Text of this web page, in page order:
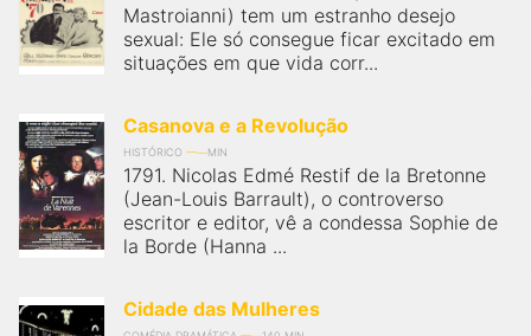
Mastroianni) tem um estranho desejo
sexual: Ele só consegue ficar excitado em
situações em que vida corr...
Casanova e a Revolução
HISTÓRICO MIN
1791. Nicolas Edmé Restif de la Bretonne
(Jean-Louis Barrault), o controverso
escritor e editor, vê a condessa Sophie de
la Borde (Hanna ...
Cidade das Mulheres